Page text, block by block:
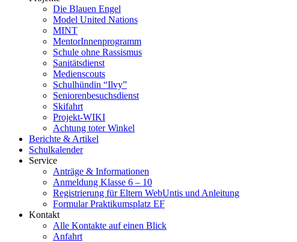
Die Blauen Engel
Model United Nations
MINT
MentorInnenprogramm
Schule ohne Rassismus
Sanitätsdienst
Medienscouts
Schulhündin “Ilvy”
Seniorenbesuchsdienst
Skifahrt
Projekt-WIKI
Achtung toter Winkel
Berichte & Artikel
Schulkalender
Service
Anträge & Informationen
Anmeldung Klasse 6 – 10
Registrierung für Eltern WebUntis und Anleitung
Formular Praktikumsplatz EF
Kontakt
Alle Kontakte auf einen Blick
Anfahrt